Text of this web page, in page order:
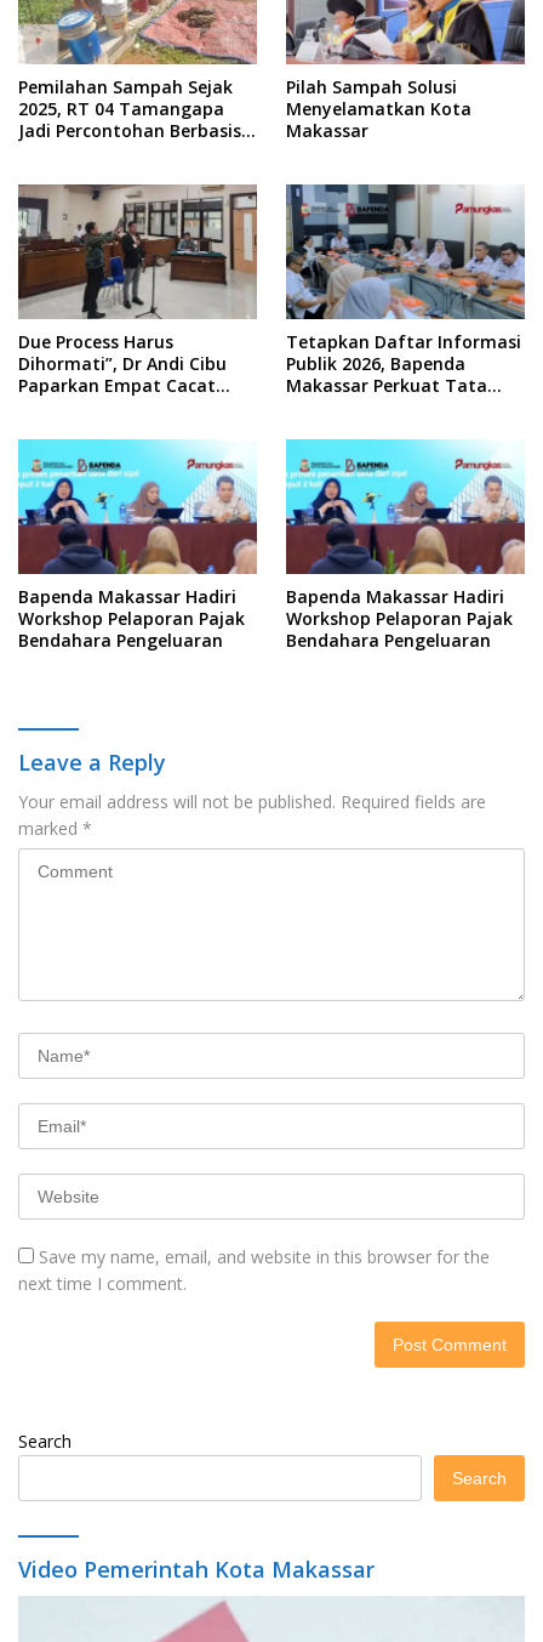
Pemilahan Sampah Sejak
2025, RT 04 Tamangapa
Jadi Percontohan Berbasis
Pilah Sampah Solusi
Menyelamatkan Kota
Makassar
Due Process Harus
Dihormati”, Dr Andi Cibu
Paparkan Empat Cacat
Tetapkan Daftar Informasi
Publik 2026, Bapenda
Makassar Perkuat Tata
Bapenda Makassar Hadiri
Workshop Pelaporan Pajak
Bendahara Pengeluaran
Bapenda Makassar Hadiri
Workshop Pelaporan Pajak
Bendahara Pengeluaran
Leave a Reply
Your email address will not be published. Required fields are
marked *
Save my name, email, and website in this browser for the
next time I comment.
Search
Search
Video Pemerintah Kota Makassar